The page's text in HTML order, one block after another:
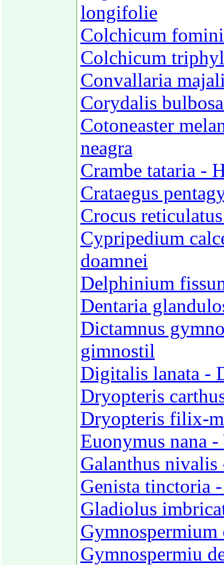
longifolie
Colchicum
Colchicum
Convallaria
Corydalis
Cotoneaster
neagra
Crambe tataria -
Crataegus
Crocus
Cypripedium
doamnei
Delphinium
Dentaria
Dictamnus
gimnostil
Digitalis lanata -
Dryopteris
Dryopteris filix-
Euonymus nana
Galanthus
Genista tinctoria
Gladiolus
Gymnospermium
Gymnospermiu